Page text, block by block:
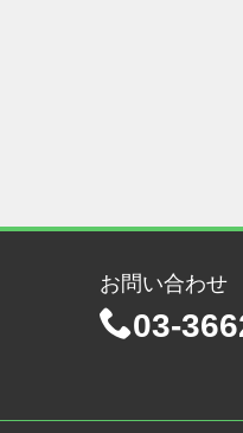
お問い合わせ
03-